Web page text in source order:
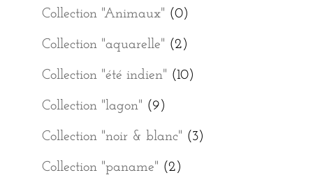
Collection "Animaux" (0)
Collection "aquarelle" (2)
Collection "été indien" (10)
Collection "lagon" (9)
Collection "noir & blanc" (3)
Collection "paname" (2)